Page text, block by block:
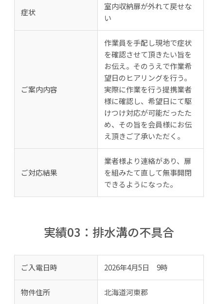
症状
室内収納扉が外れて戻せな
い
ご案内内容
作業員を手配し現地で症状
を確認させて頂きたい旨を
お伝え。そのうえで作業希
望日のヒアリングを行う。
実際に作業を行う提携業者
様に確認し、希望日にて駆
けつけ対応が可能だったた
め、その旨を会員様にお伝
え頂きご了承いただく。
ご対応結果
業者様より連絡があり、扉
を組みたて直して無事開閉
できるようになった。
実績03：排水溝の不具合
ご入電日時 2026年4月5日 9時
物件住所 北海道河東郡